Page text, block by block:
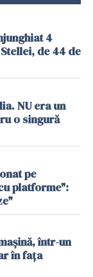
4
de 44 de
NU era un
o singură
pe
platforme":
într-un
în fața